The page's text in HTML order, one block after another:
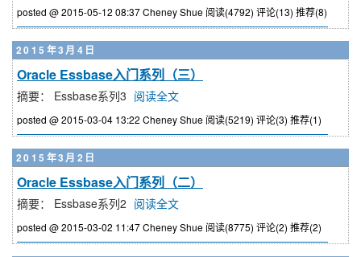
posted @ 2015-05-12 08:37 Cheney Shue 阅读(4792) 评论(13) 推荐(8)
2015年3月4日
Oracle Essbase入门系列（三）
摘要： Essbase系列3 阅读全文
posted @ 2015-03-04 13:22 Cheney Shue 阅读(5219) 评论(3) 推荐(1)
2015年3月2日
Oracle Essbase入门系列（二）
摘要： Essbase系列2 阅读全文
posted @ 2015-03-02 11:47 Cheney Shue 阅读(8775) 评论(2) 推荐(2)